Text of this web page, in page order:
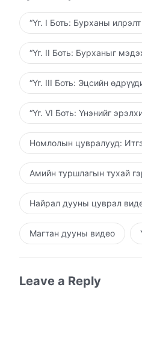
Гэхдээ Ариун Сүнсний
ялалт байгуулж чаддаг,
Ариун Сүнсийг ажиллах
Сүнсний ажлын үеэр
танихад амархан
тэрслүү, завхарсан зан
байдаг; Түүнийг
сул дорой байдаг
уруудан доройтохоо
Бурханыг магтах
бусын биш. Ариун
үндсэн зүйлс арилдаг
дотор ажиллах үед
хэвээр үлддэг ч тэрээр
илүү идэвх
Бодит туршлагаараа
эдгээр байр байдлыг
ийм зүйлсийг нэвт шувт
“Үг. I Боть: Бурханы
“Үг. II Боть: Бурханыг
“Үг. III Боть: Эцсийн
“Үг. VI Боть: Үнэнийг
Номлолын цувралууд:
Амийн туршлагын тухай
Найрал дууны цуврал
Магтан дууны видео
Leave a Reply